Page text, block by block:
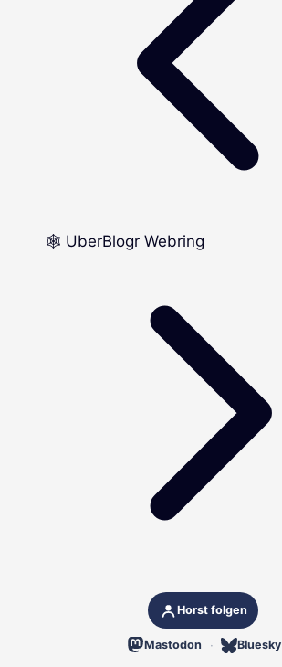
🕸️ UberBlogr Webring
Horst folgen
Mastodon Bluesky